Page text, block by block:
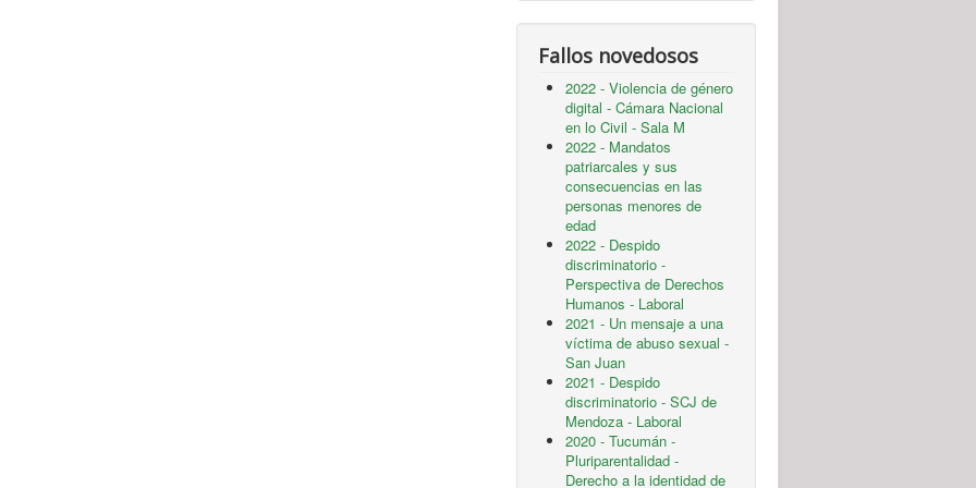
Fallos novedosos
2022 - Violencia de género
digital - Cámara Nacional
en lo Civil - Sala M
2022 - Mandatos
patriarcales y sus
consecuencias en las
personas menores de
edad
2022 - Despido
discriminatorio -
Perspectiva de Derechos
Humanos - Laboral
2021 - Un mensaje a una
víctima de abuso sexual -
San Juan
2021 - Despido
discriminatorio - SCJ de
Mendoza - Laboral
2020 - Tucumán -
Pluriparentalidad -
Derecho a la identidad de